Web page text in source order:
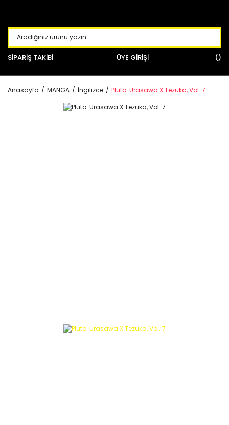
SİPARİŞ TAKİBİ ÜYE GİRİŞİ
Anasayfa MANGA İngilizce Pluto: Urasawa X Tezuka, Vol. 7